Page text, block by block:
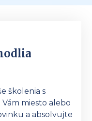
školenia s
miesto alebo
a absolvujte